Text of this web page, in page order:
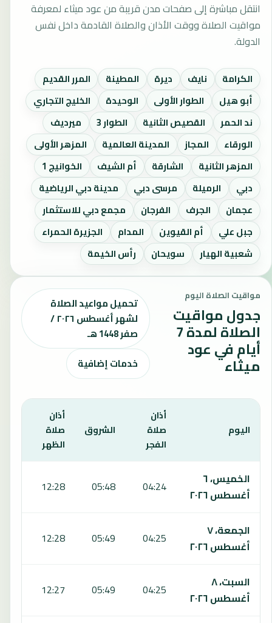
انتقل مباشرة إلى صفحات مدن قريبة من عود ميثاء لمعرفة
مواقيت الصلاة ووقت الأذان والصلاة القادمة داخل نفس
الدولة.
الكرامة نايف ديرة المطينة
المرر القديم
أبو هيل
الطوار الأولى الوحيدة
الخليج التجاري
ند الحمر
القصيص الثانية الطوار 3
ميرديف
الورقاء
المجاز المدينة العالمية
المزهر الأولى
المزهر الثانية
الشارقة أم الشيف
الخوانيج 1
دبي
الرميلة مرسى دبي
مدينة دبي الرياضية
عجمان
الجرف الفرجان
مجمع دبي للاستثمار
جبل علي
أم القيوين المدام
الجزيرة الحمراء
شعبية الهيار
سويحان رأس الخيمة
مواقيت الصلاة اليوم
جدول مواقيت
الصلاة لمدة 7
أيام في عود
ميثاء
تحميل مواعيد الصلاة
لشهر أغسطس ٢٠٢٦ /
صفر 1448 هـ
خدمات إضافية
اليوم
أذان
صلاة
الفجر
الشروق
أذان
صلاة
الظهر
الخميس، ٦
أغسطس ٢٠٢٦
04:24
05:48
12:28
الجمعة، ٧
أغسطس ٢٠٢٦
04:25
05:49
12:28
السبت، ٨
أغسطس ٢٠٢٦
04:25
05:49
12:27